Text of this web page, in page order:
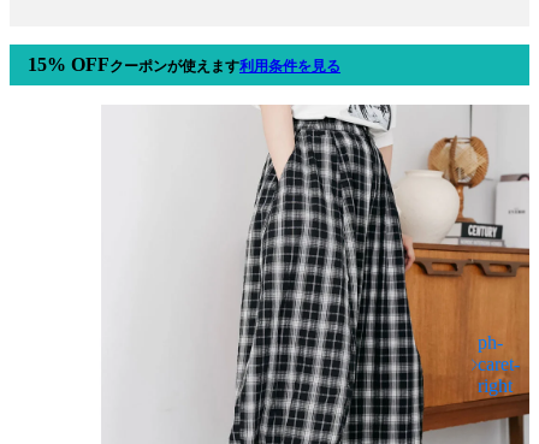
15% OFFクーポンが使えます利用条件を見る